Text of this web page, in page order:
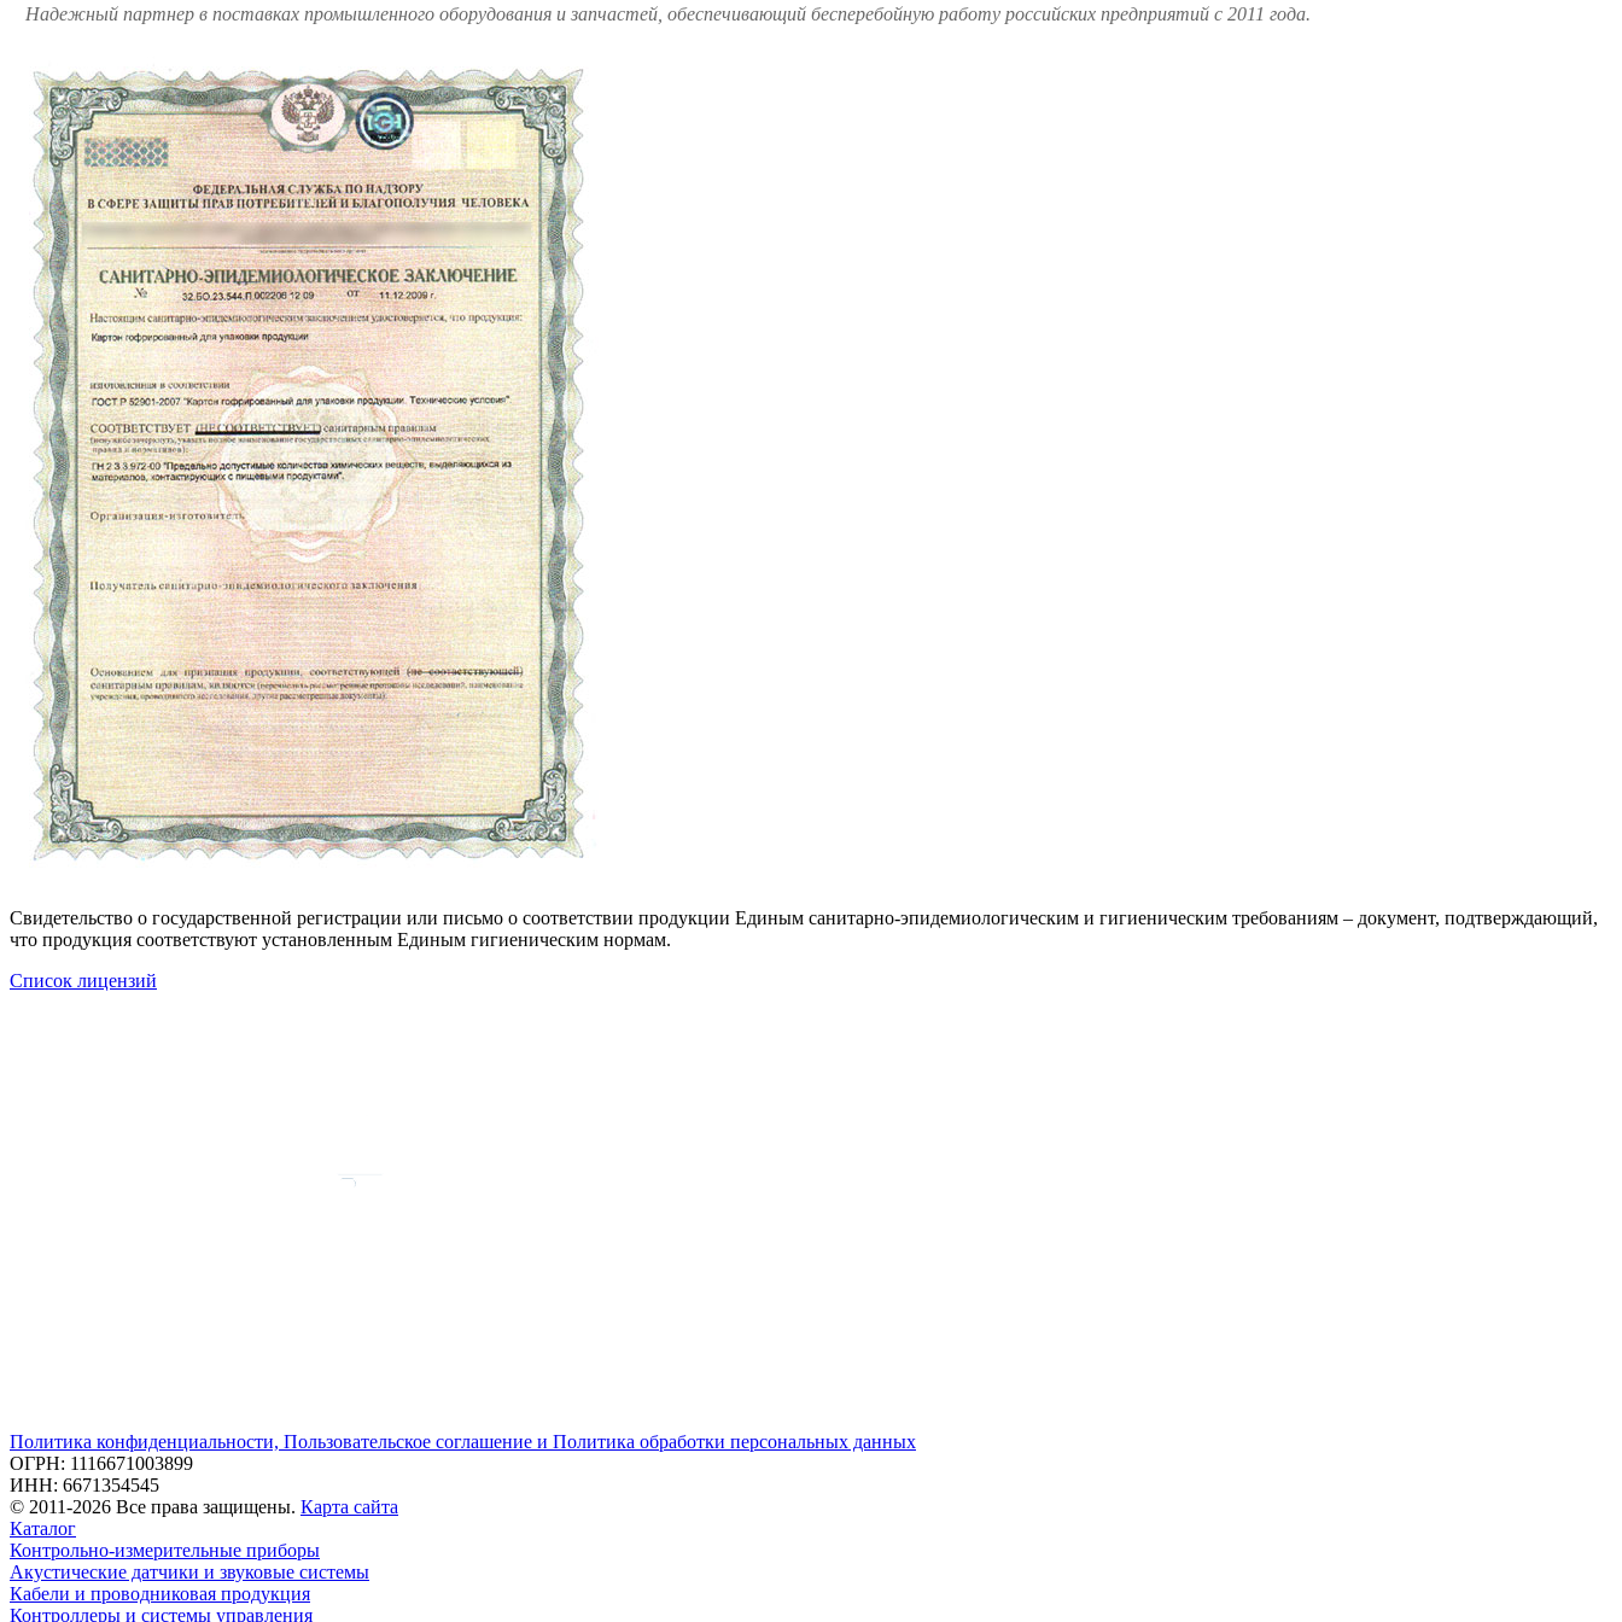
Надежный партнер в поставках промышленного оборудования и запчастей, обеспечивающий бесперебойную работу российских предприятий с 2011 года.
Свидетельство о государственной регистрации или письмо о соответствии продукции Единым санитарно-эпидемиологическим и гигиеническим требованиям – документ, подтверждающий,
что продукция соответствуют установленным Единым гигиеническим нормам.
Список лицензий
Политика конфиденциальности, Пользовательское соглашение и Политика обработки персональных данных
ОГРН: 1116671003899
ИНН: 6671354545
© 2011-2026 Все права защищены. Карта сайта
Каталог
Контрольно-измерительные приборы
Акустические датчики и звуковые системы
Кабели и проводниковая продукция
Контроллеры и системы управления